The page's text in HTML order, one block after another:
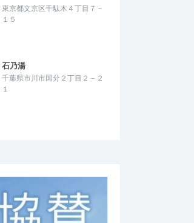
とても暑い日でハーフで3時間の制限時間内
東京都文京区千駄木４丁目７－
１５
石乃湯
千葉県市川市国分２丁目２－２
１